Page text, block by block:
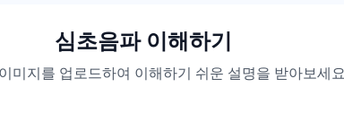
심초음파 이해하기
미지를 업로드하여 이해하기 쉬운 설명을 받아보세